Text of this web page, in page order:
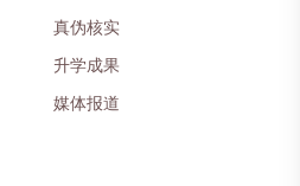
真伪核实
升学成果
媒体报道